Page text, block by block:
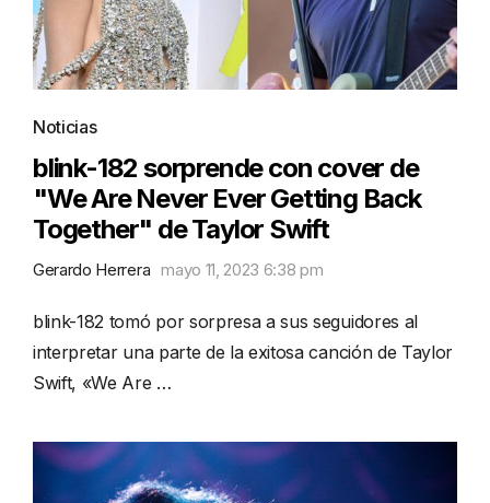
Noticias
blink-182 sorprende con cover de
"We Are Never Ever Getting Back
Together" de Taylor Swift
Gerardo Herrera mayo 11, 2023 6:38 pm
blink-182 tomó por sorpresa a sus seguidores al
interpretar una parte de la exitosa canción de Taylor
Swift, «We Are …